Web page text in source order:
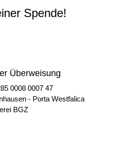
Spende!
Überweisung
0008 0007 47
- Porta Westfalica
BGZ